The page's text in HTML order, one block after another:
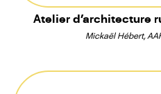
Atelier d'architecture
Mickaël Hébert,